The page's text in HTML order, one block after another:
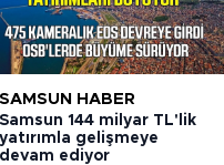
SAMSUN HABER
Samsun 144 milyar TL'lik
yatırımla gelişmeye
devam ediyor